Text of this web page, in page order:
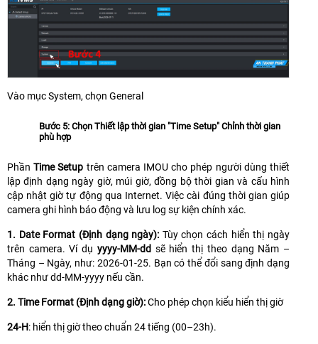
Vào mục System, chọn General
Bước 5: Chọn Thiết lập thời gian "Time Setup" Chỉnh thời gian
phù hợp
PhầnTime Setup trên camera IMOU cho phép người dùng thiết
lập định dạng ngày giờ, múi giờ, đồng bộ thời gian và cấu hình
cập nhật giờ tự động qua Internet. Việc cài đúng thời gian giúp
camera ghi hình báo động và lưu log sự kiện chính xác.
1. Date Format (Định dạng ngày): Tùy chọn cách hiển thị ngày
trên camera. Ví dụ yyyy-MM-dd sẽ hiển thị theo dạng Năm –
Tháng – Ngày, như: 2026-01-25. Bạn có thể đổi sang định dạng
khác như dd-MM-yyyy nếu cần.
2. Time Format (Định dạng giờ):Cho phép chọn kiểu hiển thị giờ
24-H: hiển thị giờ theo chuẩn 24 tiếng (00–23h).